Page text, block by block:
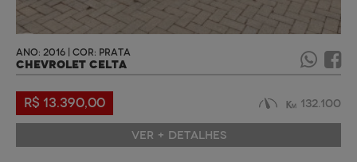
ANO: 2016 | COR: PRATA
CHEVROLET CELTA
R$ 13.390,00 132.100
VER + DETALHES